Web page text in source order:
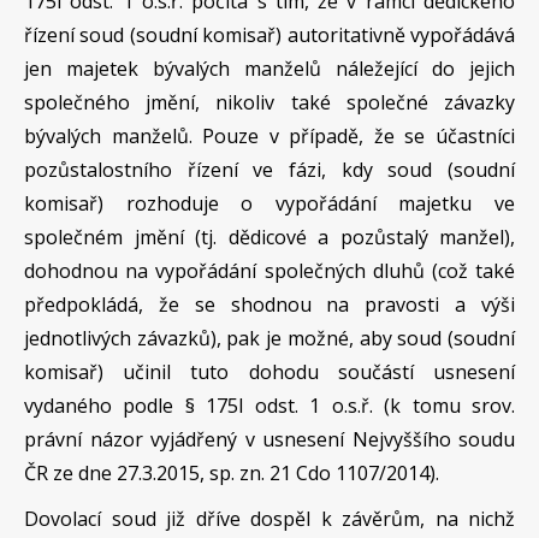
řízení soud (soudní komisař) autoritativně vypořádává
jen majetek bývalých manželů náležející do jejich
společného jmění, nikoliv také společné závazky
bývalých manželů. Pouze v případě, že se účastníci
pozůstalostního řízení ve fázi, kdy soud (soudní
komisař) rozhoduje o vypořádání majetku ve
společném jmění (tj. dědicové a pozůstalý manžel),
dohodnou na vypořádání společných dluhů (což také
předpokládá, že se shodnou na pravosti a výši
jednotlivých závazků), pak je možné, aby soud (soudní
komisař) učinil tuto dohodu součástí usnesení
vydaného podle § 175l odst. 1 o.s.ř. (k tomu srov.
právní názor vyjádřený v usnesení Nejvyššího soudu
ČR ze dne 27.3.2015, sp. zn. 21 Cdo 1107/2014).
Dovolací soud již dříve dospěl k závěrům, na nichž